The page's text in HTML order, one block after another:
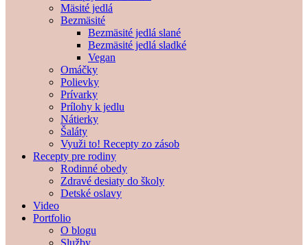
Mäsité jedlá
Bezmäsité
Bezmäsité jedlá slané
Bezmäsité jedlá sladké
Vegan
Omáčky
Polievky
Prívarky
Prílohy k jedlu
Nátierky
Šaláty
Využi to! Recepty zo zásob
Recepty pre rodiny
Rodinné obedy
Zdravé desiaty do školy
Detské oslavy
Video
Portfolio
O blogu
Služby